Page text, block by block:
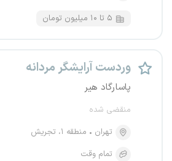
۵ تا ۱۰ میلیون تومان
وردست آرایشگر مردانه
پاسارگاد هیر
منقضی شده
تهران
منطقه ۱، تجریش
تمام وقت